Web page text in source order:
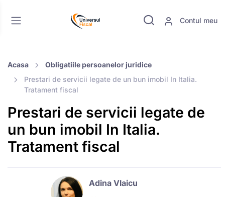
Contul meu
Acasa
Obligatiile persoanelor juridice
Prestari de servicii legate de un bun imobil In Italia.
Tratament fiscal
Prestari de servicii legate de
un bun imobil In Italia.
Tratament fiscal
Adina Vlaicu